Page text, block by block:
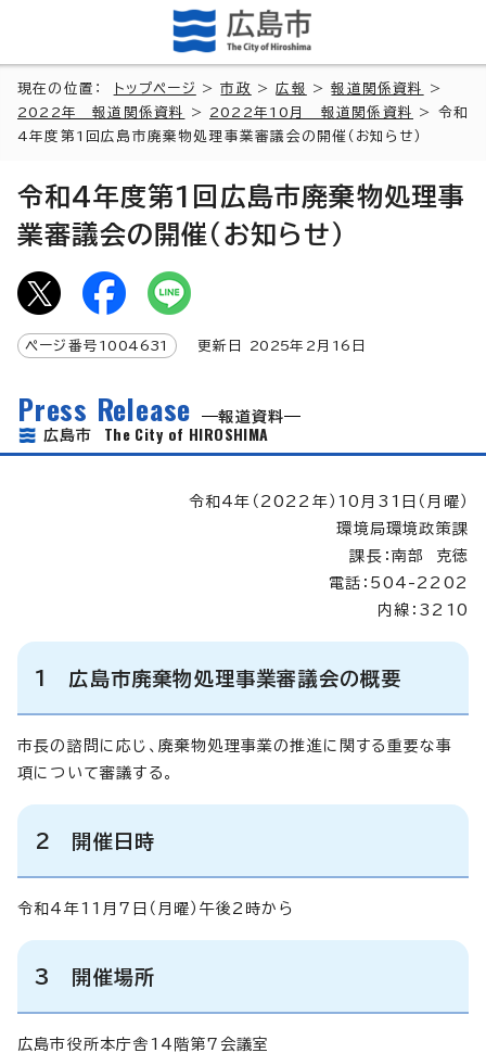
現在の位置： トップページ >市政 >広報 >報道関係資料
>
2022年 報道関係資料
> 2022年10月 報道関係資料
> 令和
4年度第1回広島市廃棄物処理事業審議会の開催（お知らせ）
令和4年度第1回広島市廃棄物処理事
業審議会の開催（お知らせ）
ページ番号 1004631 更新日 2025年2月 16 日
Press Release
報道資料
広島市 The City of HIROSHIMA
令和4年（2022年）10月31日（月曜）
環境局環境政策課
課長：南部 克徳
電話：504-2202
内線：3210
1 広島市廃棄物処理事業審議会の概要
市長の諮問に応じ、廃棄物処理事業の推進に関する重要な事
項について審議する。
2 開催日時
令和4年11月7日（月曜）午後2時から
3 開催場所
広島市役所本庁舎14階第7会議室